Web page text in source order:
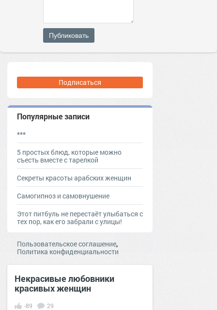
Публиковать
Подписаться
Популярные записи
***
5 простых блюд, которые можно
съесть вместе с тарелкой
Секреты красоты арабских женщин
Самогипноз и самовнушение
Этот питбуль не перестаёт улыбаться с
тех пор, как его забрали с улицы!
Пользовательское соглашение,
Политика конфиденциальности
Некрасивые любовники
красивых женщин
-89 29